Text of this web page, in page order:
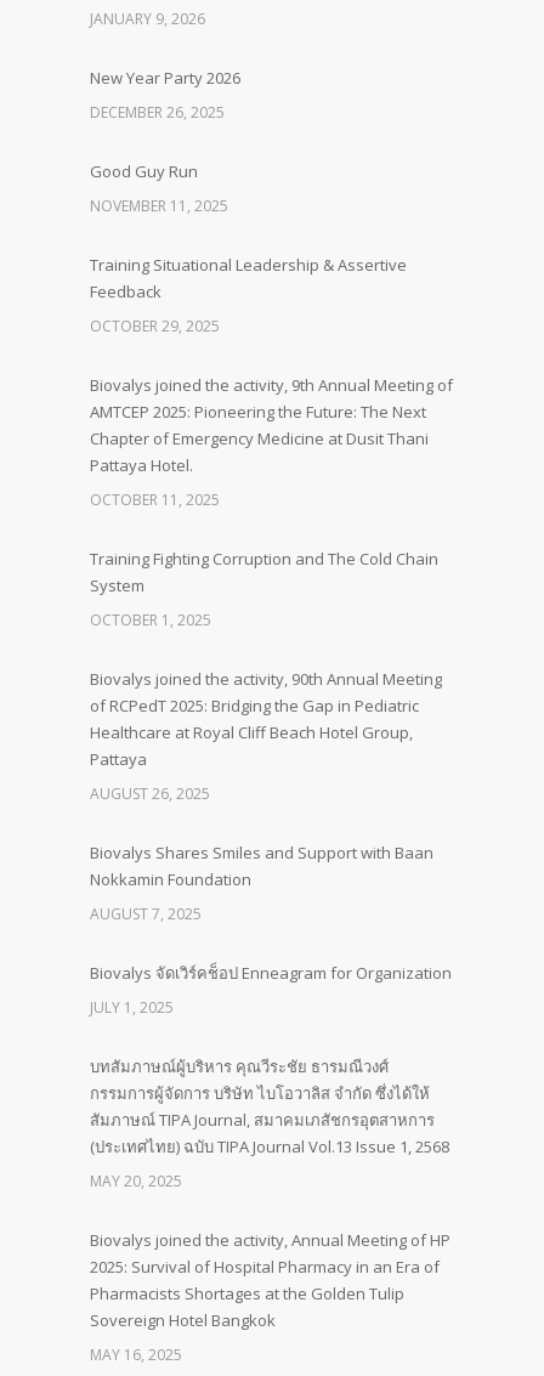
JANUARY 9, 2026
New Year Party 2026
DECEMBER 26, 2025
Good Guy Run
NOVEMBER 11, 2025
Training Situational Leadership & Assertive
Feedback
OCTOBER 29, 2025
Biovalys joined the activity, 9th Annual Meeting of
AMTCEP 2025: Pioneering the Future: The Next
Chapter of Emergency Medicine at Dusit Thani
Pattaya Hotel.
OCTOBER 11, 2025
Training Fighting Corruption and The Cold Chain
System
OCTOBER 1, 2025
Biovalys joined the activity, 90th Annual Meeting
of RCPedT 2025: Bridging the Gap in Pediatric
Healthcare at Royal Cliff Beach Hotel Group,
Pattaya
AUGUST 26, 2025
Biovalys Shares Smiles and Support with Baan
Nokkamin Foundation
AUGUST 7, 2025
Biovalys จัดเวิร์คช็อป Enneagram for Organization
JULY 1, 2025
บทสัมภาษณ์ผู้บริหาร คุณวีระชัย ธารมณีวงศ์
กรรมการผู้จัดการ บริษัท ไบโอวาลิส จำกัด ซึ่งได้ให้
สัมภาษณ์ TIPA Journal, สมาคมเภสัชกรอุตสาหการ
(ประเทศไทย) ฉบับ TIPA Journal Vol.13 Issue 1, 2568
MAY 20, 2025
Biovalys joined the activity, Annual Meeting of HP
2025: Survival of Hospital Pharmacy in an Era of
Pharmacists Shortages at the Golden Tulip
Sovereign Hotel Bangkok
MAY 16, 2025